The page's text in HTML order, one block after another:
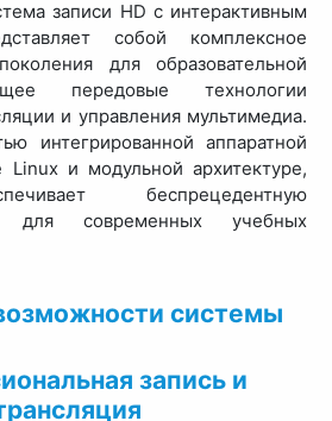
записи HD с интерактивным
собой комплексное
для образовательной
передовые технологии
и управления мультимедиа.
интегрированной аппаратной
Linux и модульной архитектуре,
беспрецедентную
для современных учебных
системы
запись и